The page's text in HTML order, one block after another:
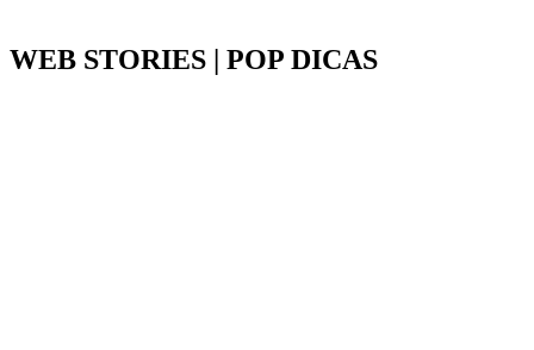
WEB STORIES | POP DICAS